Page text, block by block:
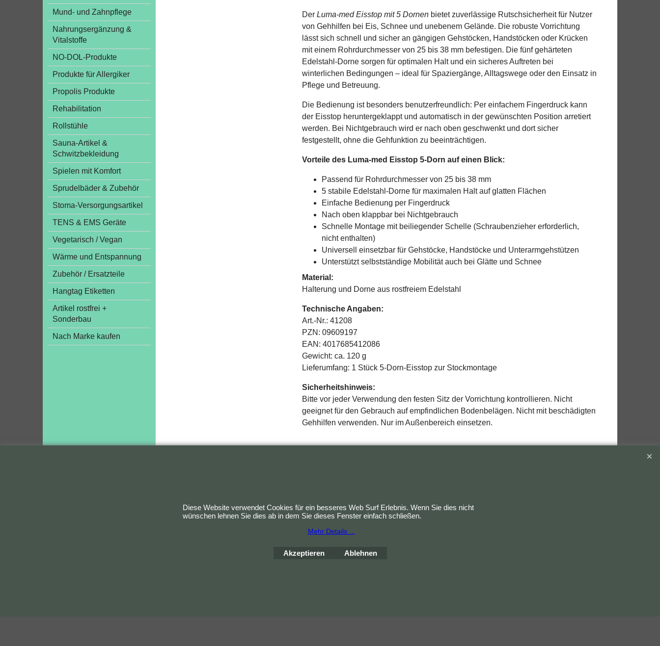
Mund- und Zahnpflege
Nahrungsergänzung &
Vitalstoffe
NO-DOL-Produkte
Produkte für Allergiker
Propolis Produkte
Rehabilitation
Rollstühle
Sauna-Artikel &
Schwitzbekleidung
Spielen mit Komfort
Sprudelbäder & Zubehör
Stoma-Versorgungsartikel
TENS & EMS Geräte
Vegetarisch / Vegan
Wärme und Entspannung
Zubehör / Ersatzteile
Hangtag Etiketten
Artikel rostfrei +
Sonderbau
Nach Marke kaufen
Der Luma-med Eisstop mit 5 Dornen bietet zuverlässige Rutschsicherheit für Nutzer
von Gehhilfen bei Eis, Schnee und unebenem Gelände. Die robuste Vorrichtung
lässt sich schnell und sicher an gängigen Gehstöcken, Handstöcken oder Krücken
mit einem Rohrdurchmesser von 25 bis 38 mm befestigen. Die fünf gehärteten
Edelstahl-Dorne sorgen für optimalen Halt und ein sicheres Auftreten bei
winterlichen Bedingungen – ideal für Spaziergänge, Alltagswege oder den Einsatz in
Pflege und Betreuung.
Die Bedienung ist besonders benutzerfreundlich: Per einfachem Fingerdruck kann
der Eisstop heruntergeklappt und automatisch in der gewünschten Position arretiert
werden. Bei Nichtgebrauch wird er nach oben geschwenkt und dort sicher
festgestellt, ohne die Gehfunktion zu beeinträchtigen.
Vorteile des Luma-med Eisstop 5-Dorn auf einen Blick:
Passend für Rohrdurchmesser von 25 bis 38 mm
5 stabile Edelstahl-Dorne für maximalen Halt auf glatten Flächen
Einfache Bedienung per Fingerdruck
Nach oben klappbar bei Nichtgebrauch
Schnelle Montage mit beiliegender Schelle (Schraubenzieher erforderlich,
nicht enthalten)
Universell einsetzbar für Gehstöcke, Handstöcke und Unterarmgehstützen
Unterstützt selbstständige Mobilität auch bei Glätte und Schnee
Material:
Halterung und Dorne aus rostfreiem Edelstahl
Technische Angaben:
Art.-Nr.: 41208
PZN: 09609197
EAN: 4017685412086
Gewicht: ca. 120 g
Lieferumfang: 1 Stück 5-Dorn-Eisstop zur Stockmontage
Sicherheitshinweis:
Bitte vor jeder Verwendung den festen Sitz der Vorrichtung kontrollieren. Nicht
geeignet für den Gebrauch auf empfindlichen Bodenbelägen. Nicht mit beschädigten
Gehhilfen verwenden. Nur im Außenbereich einsetzen.
Software.
Diese Website verwendet Cookies für ein besseres Web Surf Erlebnis. Wenn Sie dies nicht
wünschen lehnen Sie dies ab in dem Sie dieses Fenster einfach schließen.
Mehr Details ...
Akzeptieren Ablehnen